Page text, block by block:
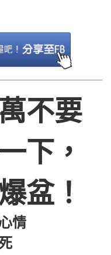
不要
下，
盆！
情